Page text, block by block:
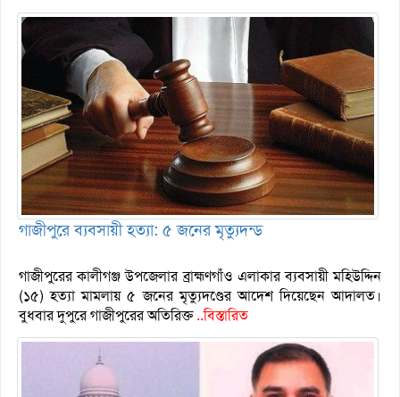
গাজীপুরে ব্যবসায়ী হত্যা: ৫ জনের মৃত্যুদন্ড
গাজীপুরের কালীগঞ্জ উপজেলার ব্রাহ্মণগাঁও এলাকার ব্যবসায়ী মহিউদ্দিন
(১৫) হত্যা মামলায় ৫ জনের মৃত্যুদণ্ডের আদেশ দিয়েছেন আদালত।
বুধবার দুপুরে গাজীপুরের অতিরিক্ত..বিস্তারিত